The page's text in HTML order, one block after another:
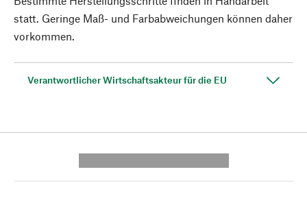
statt. Geringe Maß- und Farbabweichungen können daher
vorkommen.
Verantwortlicher Wirtschaftsakteur für die EU